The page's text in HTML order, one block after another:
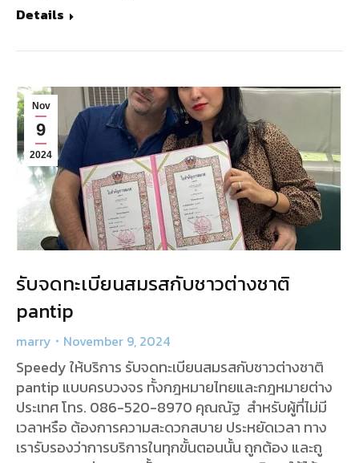
Details
Nov
9
2024
รับจดทะเบียนสมรสกับชาวต่างชาติ
pantip
marry November 9, 2024
Speedy ให้บริการ รับจดทะเบียนสมรสกับชาวต่างชาติ
pantip แบบครบวงจร ทั้งกฎหมายไทยและกฎหมายต่าง
ประเทศ โทร. 086-520-8970 คุณณัฐ สำหรับผู้ที่ไม่มี
เวลาหรือ ต้องการความสะดวกสบาย ประหยัดเวลา ทาง
เรารับรองว่าการบริการในทุกขั้นตอนนั้น ถูกต้อง และถู